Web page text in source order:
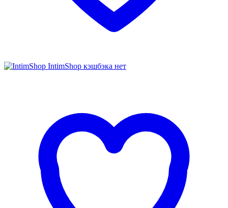
IntimShop кэшбэка нет